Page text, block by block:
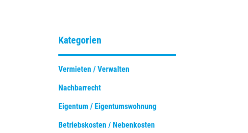
Kategorien
Vermieten / Verwalten
Nachbarrecht
Eigentum / Eigentumswohnung
Betriebskosten / Nebenkosten